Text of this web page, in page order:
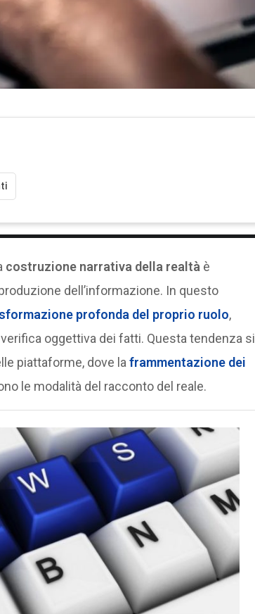
costruzione narrativa della realtà è
dell’informazione. In questo
profonda del proprio ruolo,
oggettiva dei fatti. Questa tendenza si
piattaforme, dove la frammentazione dei
le modalità del racconto del reale.